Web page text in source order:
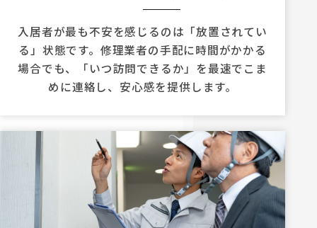
入居者が最も不安を感じるのは「放置されてい
る」状態です。修理業者の手配に時間がかかる
場合でも、「いつ訪問できるか」を最速でこま
めに連絡し、安心感を提供します。